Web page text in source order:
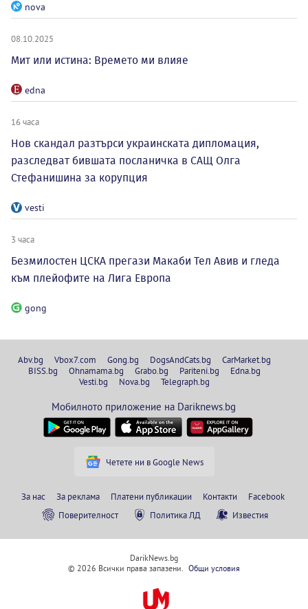
nova
08.10.2025
Мит или истина: Времето ми влияе
edna
16 часа
Нов скандал разтърси украинската дипломация,
разследват бившата посланичка в САЩ Олга
Стефанишина за корупция
vesti
3 часа
Безмилостен ЦСКА прегази Макаби Тел Авив и гледа
към плейофите на Лига Европа
gong
Abv.bg Vbox7.com Gong.bg DogsAndCats.bg
CarMarket.bg
BISS.bg
Ohnamama.bg Grabo.bg Pariteni.bg
Edna.bg
Vesti.bg
Nova.bg Telegraph.bg
Мобилното приложение на Dariknews.bg
Четете ни в Google News
За нас За реклама Платени публикации Контакти
Facebook
Поверителност
Политика ЛД Известия
DarikNews.bg
© 2026 Всички права запазени. Общи условия